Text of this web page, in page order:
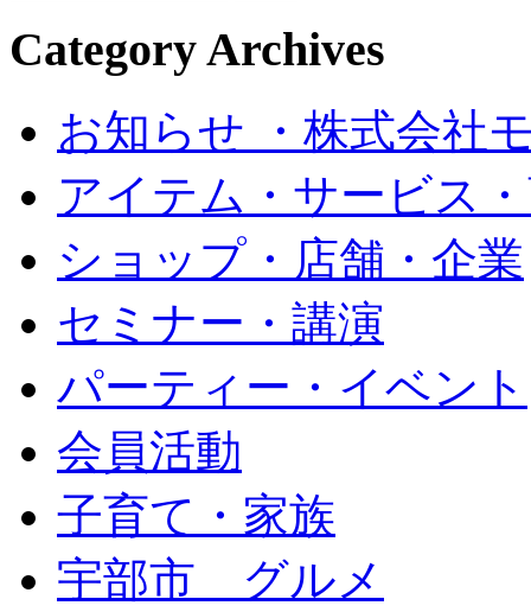
Category Archives
お知らせ ・株式会社
アイテム・サービス
ショップ・店舗・企業
セミナー・講演
パーティー・イベント
会員活動
子育て・家族
宇部市 グルメ